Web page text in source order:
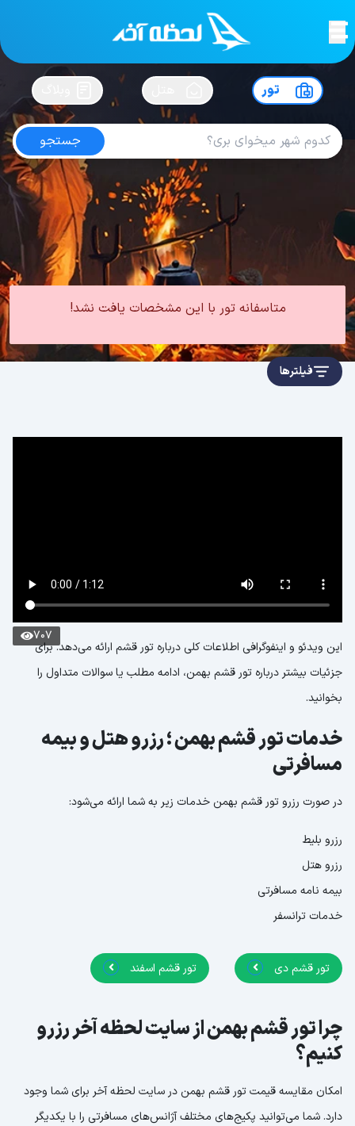
لحظه آخرسفرت رو بساز !
تور
جستجو
تور قشم بهمن
4.4 از5| از100 کاربر
تور داخلی تور قشم
تور قشم زمستان
متاسفانه تور با این مشخصات یافت نشد!
فیلترها
707
این ویدئو و اینفوگرافی اطلاعات کلی درباره تور قشم ارائه می‌دهد. برای
جزئیات بیشتر درباره تور قشم بهمن، ادامه مطلب یا سوالات متداول را
بخوانید.
خدمات تور قشم بهمن ؛ رزرو هتل و بیمه
مسافرتی
در صورت رزرو تور قشم بهمن خدمات زیر به شما ارائه می‌شود:
رزرو بلیط
رزرو هتل
بیمه نامه مسافرتی
خدمات ترانسفر
تور قشم دی تور قشم اسفند
چرا تور قشم بهمن از سایت لحظه آخر رزرو
کنیم؟
امکان مقایسه قیمت تور قشم بهمن در سایت لحظه آخر برای شما وجود
دارد. شما می‌توانید پکیج‌های مختلف آژانس‌های مسافرتی را با یکدیگر